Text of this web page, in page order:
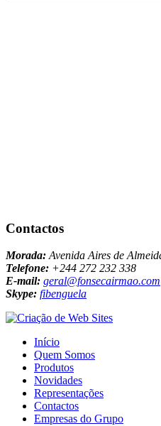
Contactos
Morada: Avenida Aires de
Telefone: +244 272 232 338
E-mail: geral@fonsecairmao.com
Skype: fibenguela
Início
Quem Somos
Produtos
Novidades
Representações
Contactos
Empresas do Grupo